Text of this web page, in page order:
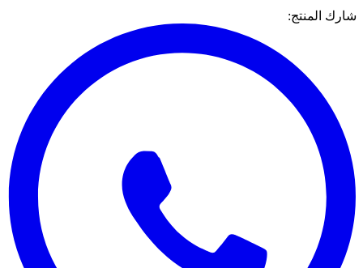
شارك المنتج: